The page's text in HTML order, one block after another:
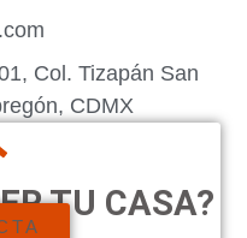
Col. Tizapán San
CDMX
TU CASA?